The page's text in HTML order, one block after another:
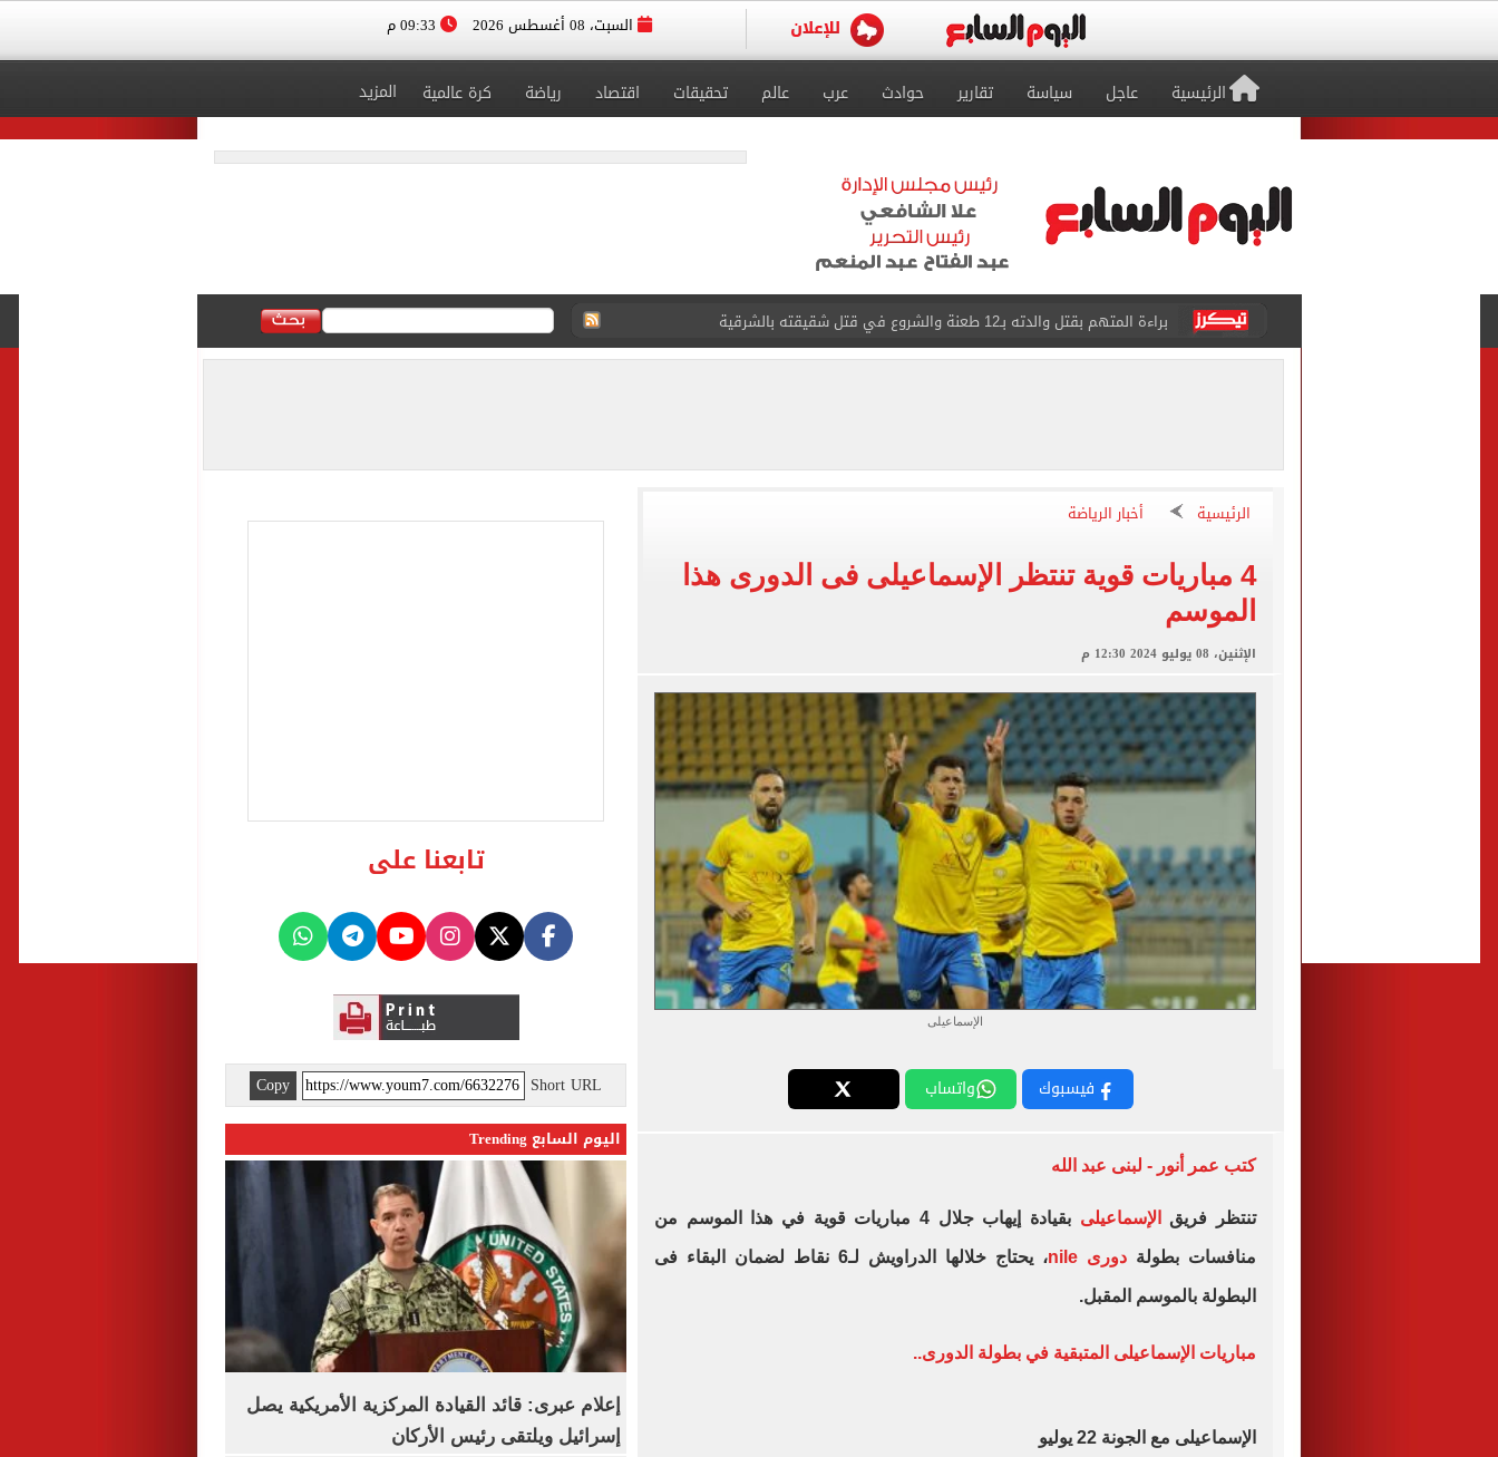
السبت، 08 أغسطس 2026
الرئيسية عاجل سياسة تقارير حوادث عرب عالم تحقيقات اقتصاد رياضة كرة عالمية المزيد
براءة المتهم بقتل والدته بـ12 طعنة والشروع في قتل شقيقته بالشرقية
بيتسو موسيماني مديرا فنيا لمنتخب جنوب أفريقيا
تقارير: الأهلى يضع اللمسات الأخيرة على صفقة جوردان مينديز
برنامج غذائى خاص للاعبى الأهلي فى معسكر إسبانيا
رسميا.. اتحاد الكرة يعلن استضافة مصر بطولة أمم أفريقيا تحت 23 سنة
الرئيسية أخبار الرياضة
4 مباريات قوية تنتظر الإسماعيلى فى الدورى هذا
الموسم
الإثنين، 08 يوليو 2024 12:30 م
الإسماعيلى
فيسبوك واتساب
كتب عمر أنور - لبنى عبد الله
تنتظر فريق الإسماعيلى بقيادة إيهاب جلال 4 مباريات قوية في هذا الموسم من
منافسات بطولة دورى nile ، يحتاج خلالها الدراويش لـ6 نقاط لضمان البقاء فى
البطولة بالموسم المقبل.
مباريات الإسماعيلى المتبقية في بطولة الدورى..
الإسماعيلى مع الجونة 22 يوليو
تابعنا على
Short URL
Copy
اليوم السابع Trending
إعلام عبرى: قائد القيادة المركزية الأمريكية يصل
إسرائيل ويلتقى رئيس الأركان